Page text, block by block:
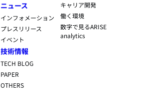
ニュース
インフォメーション
プレスリリース
イベント
技術情報
TECH BLOG
PAPER
OTHERS
キャリア開発
働く環境
数字で見るARISE
analytics